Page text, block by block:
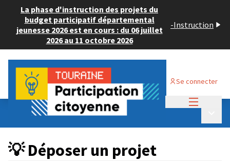
La phase d'instruction des projets du
budget participatif départemental
jeunesse 2026 est en cours : du 06 juillet
2026 au 11 octobre 2026
-Instruction
Se connecter
Budget Participatif ADULTE 2024
💡 Déposer un projet
💡 Déposer un projet